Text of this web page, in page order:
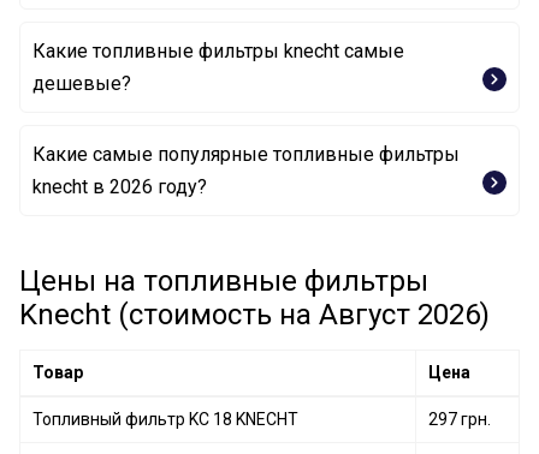
Какие топливные фильтры knecht самые
дешевые?
Топливный фильтр KL 13 OF KNECHT
Топливный фильтр KL 26 OF KNECHT
Какие самые популярные топливные фильтры
knecht в 2026 году?
Топливный фильтр KL 79 KNECHT
Топливный фильтр KC 208 KNECHT
Топливный фильтр KL 914 KNECHT
Цены на топливные фильтры
Knecht (стоимость на Август 2026)
Товар Цена
Топливный фильтр KC 18 KNECHT 297 грн.